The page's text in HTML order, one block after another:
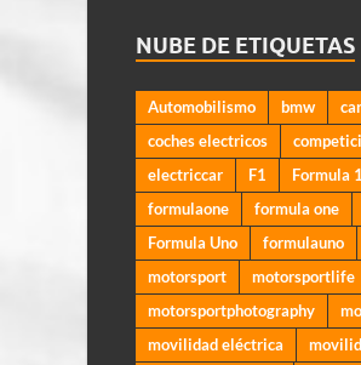
NUBE DE ETIQUETAS
Automobilismo bmw
coches electricos
electriccar
F1 Formula 1
formulaone
formula one
Formula Uno
formulauno
motorsport
motorsportlife
motorsportphotography
movilidad eléctrica